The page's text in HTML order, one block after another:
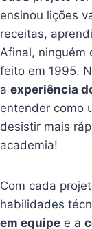
ensinou lições
receitas,
Afinal, ninguém
feito em 1995.
aexperiência
entender como
desistir mais
academia!
Com cada
habilidades
em equipe e a